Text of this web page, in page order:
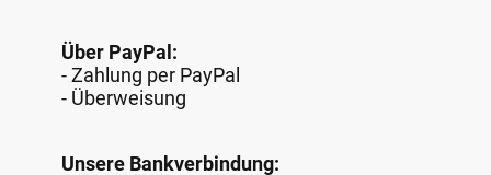
Über PayPal:
- Zahlung per PayPal
- Überweisung
Unsere Bankverbindung: